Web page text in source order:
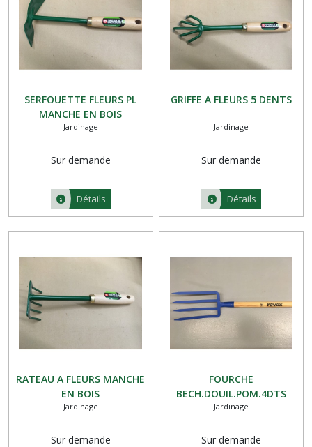
SERFOUETTE FLEURS PL
MANCHE EN BOIS
Jardinage
Sur demande
Détails
GRIFFE A FLEURS 5 DENTS
Jardinage
Sur demande
Détails
RATEAU A FLEURS MANCHE
EN BOIS
Jardinage
Sur demande
FOURCHE
BECH.DOUIL.POM.4DTS
30CM
Jardinage
Sur demande